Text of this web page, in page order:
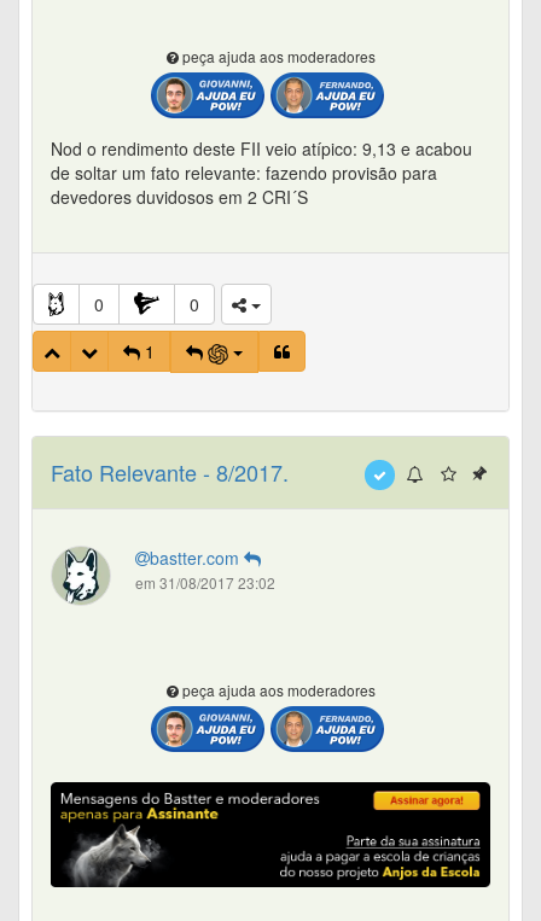
peça ajuda aos moderadores
Nod o rendimento deste FII veio atípico: 9,13 e acabou
de soltar um fato relevante: fazendo provisão para
devedores duvidosos em 2 CRI´S
0
0
1
Fato Relevante - 8/2017.
bastter.com
em 31/08/2017 23:02
peça ajuda aos moderadores